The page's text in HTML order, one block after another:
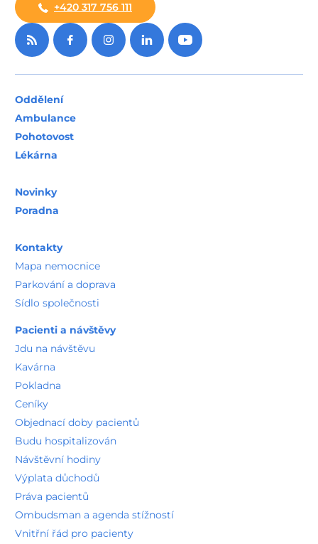
+420 317 756 111
Oddělení
Ambulance
Pohotovost
Lékárna
Novinky
Poradna
Kontakty
Mapa nemocnice
Parkování a doprava
Sídlo společnosti
Pacienti a návštěvy
Jdu na návštěvu
Kavárna
Pokladna
Ceníky
Objednací doby pacientů
Budu hospitalizován
Návštěvní hodiny
Výplata důchodů
Práva pacientů
Ombudsman a agenda stížností
Vnitřní řád pro pacienty